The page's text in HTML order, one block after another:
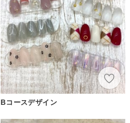
Bコースデザイン